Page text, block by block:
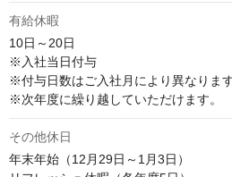
有給休暇
10日～20日
※入社当日付与
※付与日数はご入社月により異なります
※次年度に繰り越していただけます。
その他休日
年末年始（12月29日～1月3日）